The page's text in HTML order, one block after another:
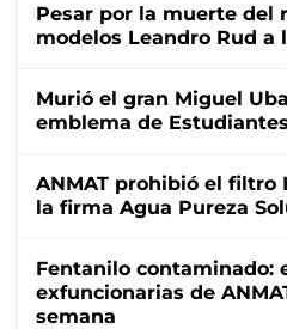
Pesar por la muerte del
modelos Leandro Rud a
Murió el gran Miguel
emblema de
ANMAT prohibió el filtro
la firma Agua Pureza
Fentanilo contaminado:
exfuncionarias de
semana